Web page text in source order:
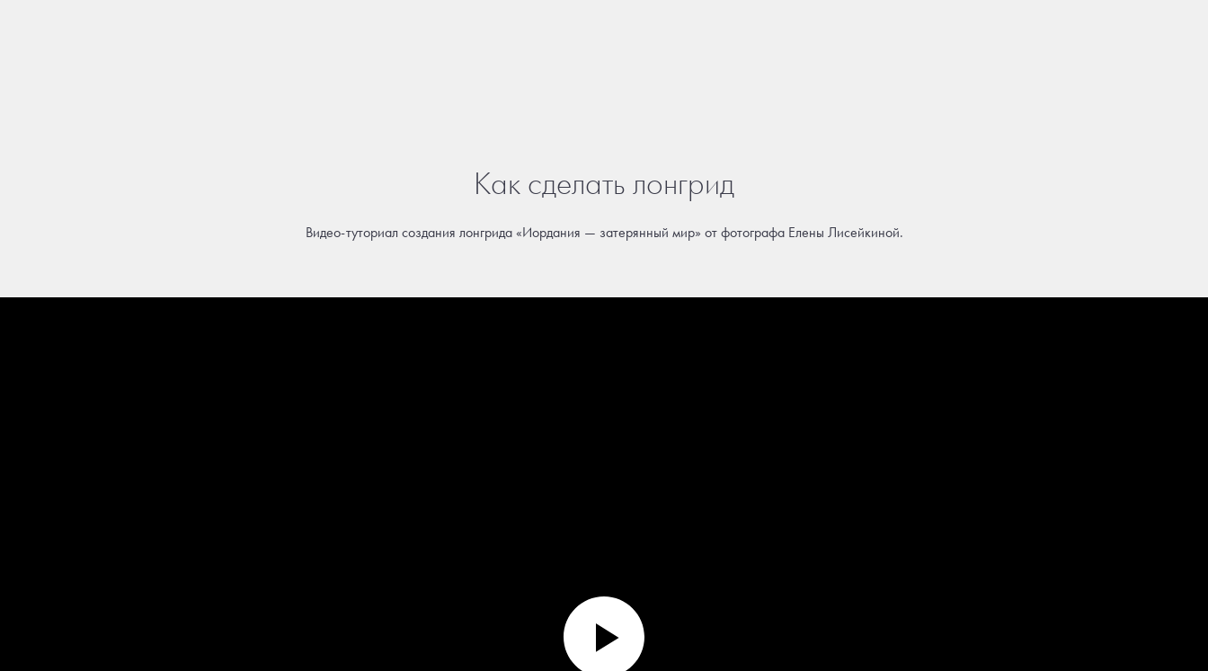
Как сделать лонгрид
Видео-туториал создания лонгрида «Иордания — затерянный мир» от фотографа Елены Лисейкиной.